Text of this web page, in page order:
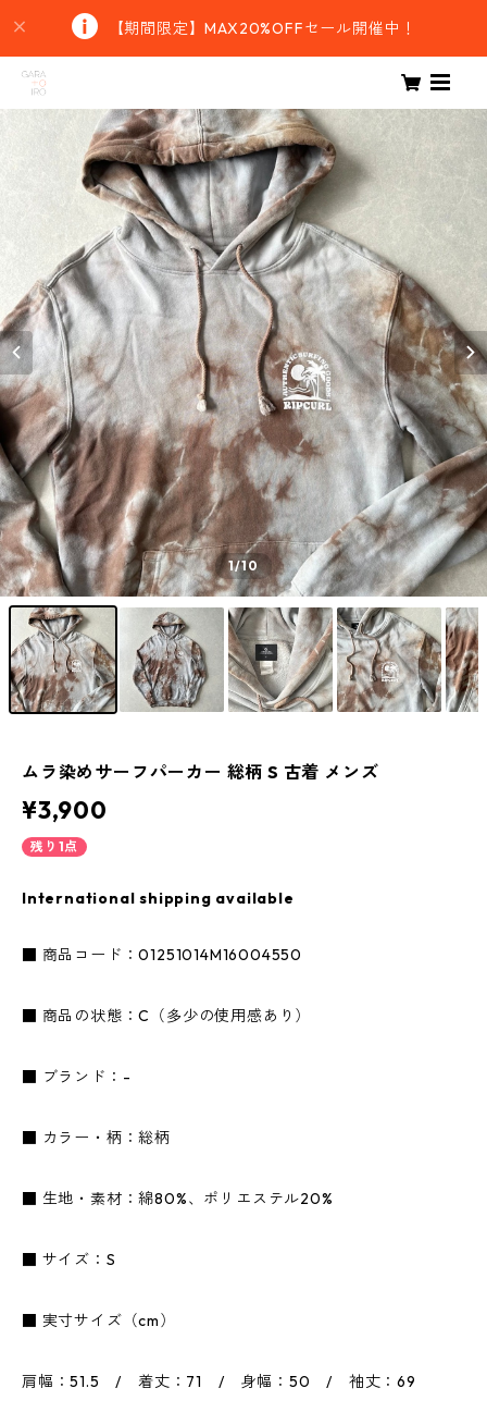
【期間限定】MAX20%OFFセール開催中！
1/10
ムラ染めサーフパーカー 総柄 S 古着 メンズ
¥3,900
残り1点
International shipping available
■ 商品コード：01251014M16004550
■ 商品の状態：C（多少の使用感あり）
■ ブランド：-
■ カラー・柄：総柄
■ 生地・素材：綿80%、ポリエステル20%
■ サイズ：S
■ 実寸サイズ（cm）
肩幅：51.5 / 着丈：71 / 身幅：50 / 袖丈：69